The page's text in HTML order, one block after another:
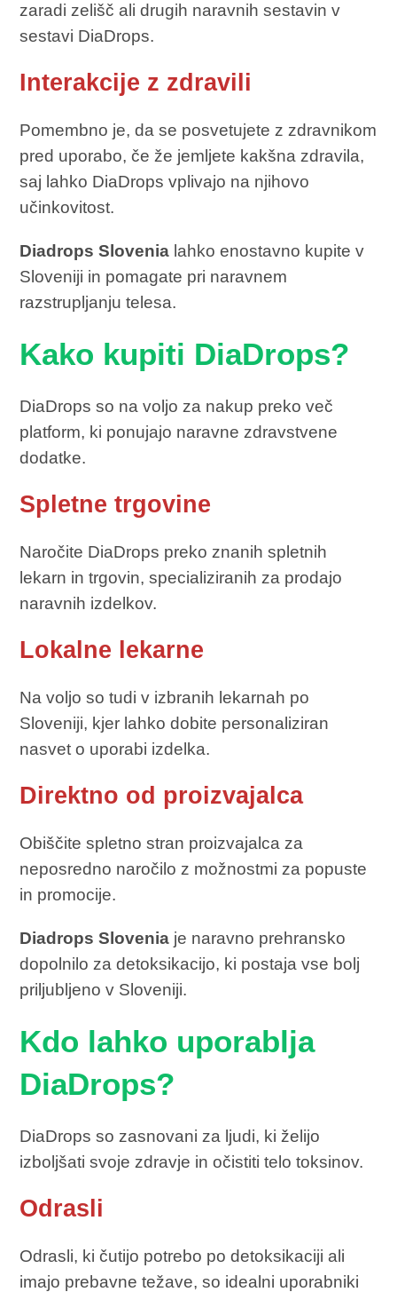
zaradi zelišč ali drugih naravnih sestavin v
sestavi DiaDrops.
Interakcije z zdravili
Pomembno je, da se posvetujete z zdravnikom
pred uporabo, če že jemljete kakšna zdravila,
saj lahko DiaDrops vplivajo na njihovo
učinkovitost.
Diadrops Slovenia lahko enostavno kupite v
Sloveniji in pomagate pri naravnem
razstrupljanju telesa.
Kako kupiti DiaDrops?
DiaDrops so na voljo za nakup preko več
platform, ki ponujajo naravne zdravstvene
dodatke.
Spletne trgovine
Naročite DiaDrops preko znanih spletnih
lekarn in trgovin, specializiranih za prodajo
naravnih izdelkov.
Lokalne lekarne
Na voljo so tudi v izbranih lekarnah po
Sloveniji, kjer lahko dobite personaliziran
nasvet o uporabi izdelka.
Direktno od proizvajalca
Obiščite spletno stran proizvajalca za
neposredno naročilo z možnostmi za popuste
in promocije.
Diadrops Slovenia je naravno prehransko
dopolnilo za detoksikacijo, ki postaja vse bolj
priljubljeno v Sloveniji.
Kdo lahko uporablja
DiaDrops?
DiaDrops so zasnovani za ljudi, ki želijo
izboljšati svoje zdravje in očistiti telo toksinov.
Odrasli
Odrasli, ki čutijo potrebo po detoksikaciji ali
imajo prebavne težave, so idealni uporabniki